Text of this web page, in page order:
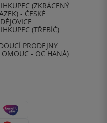
(ZKRÁCENÝ
- ČESKÉ
(TŘEBÍČ)
PRODEJNY
- OC HANÁ)